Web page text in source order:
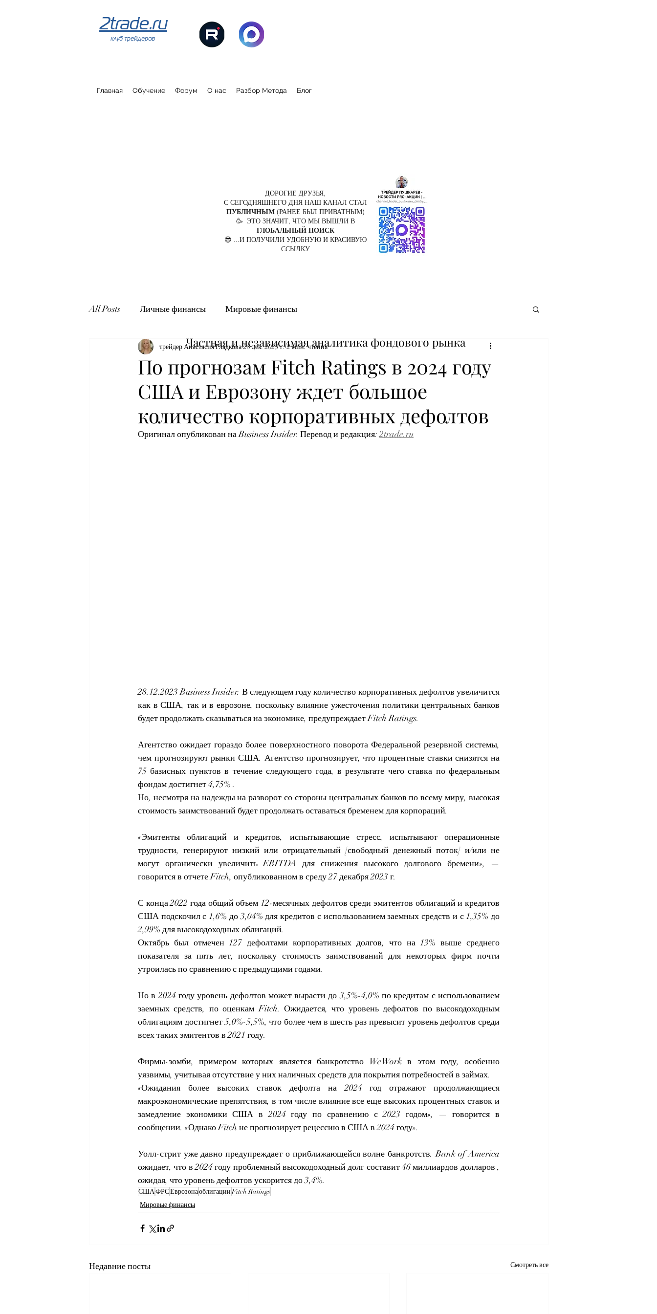
2trade.ru
клуб трейдеров
Главная Обучение Форум О нас Разбор Метода Блог
ДОРОГИЕ ДРУЗЬЯ,
С СЕГОДНЯШНЕГО ДНЯ НАШ КАНАЛ СТАЛ
ПУБЛИЧНЫМ(РАНЕЕ БЫЛ ПРИВАТНЫМ)
🥳 ЭТО ЗНАЧИТ, ЧТО МЫ ВЫШЛИ В
ГЛОБАЛЬНЫЙ ПОИСК
😎 ...И ПОЛУЧИЛИ УДОБНУЮ И КРАСИВУЮ
ССЫЛКУ
All Posts Личные финансы Мировые финансы
По прогнозам Fitch Ratings в 2024 году
США и Еврозону ждет большое
количество корпоративных дефолтов
трейдер Анастасия Гладкова 28 дек. 2023 г. 2 мин. чтения
Оригинал опубликован на Business Insider. Перевод и редакция: 2trade.ru
28.12.2023 Business Insider. В следующем году количество корпоративных дефолтов увеличится
как в США, так и в еврозоне, поскольку влияние ужесточения политики центральных банков
будет продолжать сказываться на экономике, предупреждает Fitch Ratings.
Агентство ожидает гораздо более поверхностного поворота Федеральной резервной системы,
чем прогнозируют рынки США. Агентство прогнозирует, что процентные ставки снизятся на
75 базисных пунктов в течение следующего года, в результате чего ставка по федеральным
фондам достигнет 4,75% .
Но, несмотря на надежды на разворот со стороны центральных банков по всему миру, высокая
стоимость заимствований будет продолжать оставаться бременем для корпораций.
«Эмитенты облигаций и кредитов, испытывающие стресс, испытывают операционные
трудности, генерируют низкий или отрицательный [свободный денежный поток] и/или не
могут органически увеличить EBITDA для снижения высокого долгового бремени», —
говорится в отчете Fitch, опубликованном в среду 27 декабря 2023 г.
С конца 2022 года общий объем 12-месячных дефолтов среди эмитентов облигаций и кредитов
США подскочил с 1,6% до 3,04% для кредитов с использованием заемных средств и с 1,35% до
2,99% для высокодоходных облигаций.
Октябрь был отмечен 127 дефолтами корпоративных долгов, что на 13% выше среднего
показателя за пять лет, поскольку стоимость заимствований для некоторых фирм почти
утроилась по сравнению с предыдущими годами.
Но в 2024 году уровень дефолтов может вырасти до 3,5%-4,0% по кредитам с использованием
заемных средств, по оценкам Fitch. Ожидается, что уровень дефолтов по высокодоходным
облигациям достигнет 5,0%-5,5%, что более чем в шесть раз превысит уровень дефолтов среди
всех таких эмитентов в 2021 году.
Фирмы-зомби, примером которых является банкротство WeWork в этом году, особенно
уязвимы, учитывая отсутствие у них наличных средств для покрытия потребностей в займах.
«Ожидания более высоких ставок дефолта на 2024 год отражают продолжающиеся
макроэкономические препятствия, в том числе влияние все еще высоких процентных ставок и
замедление экономики США в 2024 году по сравнению с 2023 годом», — говорится в
сообщении. «Однако Fitch не прогнозирует рецессию в США в 2024 году».
Уолл-стрит уже давно предупреждает о приближающейся волне банкротств. Bank of America
ожидает, что в 2024 году проблемный высокодоходный долг составит 46 миллиардов долларов ,
ожидая, что уровень дефолтов ускорится до 3,4%.
СШАФРСЕврозонаоблигацииFitch Ratings
Мировые финансы
Недавние посты Смотреть все
Частная и независимая аналитика фондового рынка